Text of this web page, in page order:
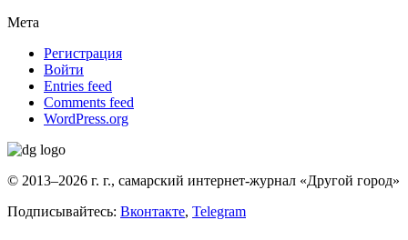
Мета
Регистрация
Войти
Entries feed
Comments feed
WordPress.org
© 2013–2026 г. г., самарский интернет-журнал «Другой город»
Подписывайтесь: Вконтакте, Telegram